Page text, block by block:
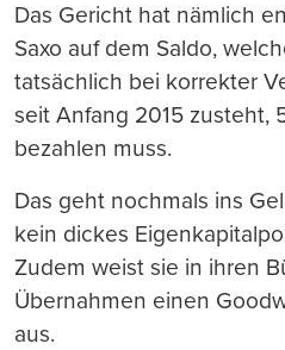
Das Gericht hat nämlich
Saxo auf dem Saldo,
tatsächlich bei korrekter
seit Anfang 2015 zusteht,
bezahlen muss.
Das geht nochmals ins
kein dickes
Zudem weist sie in ihren
Übernahmen einen
aus.